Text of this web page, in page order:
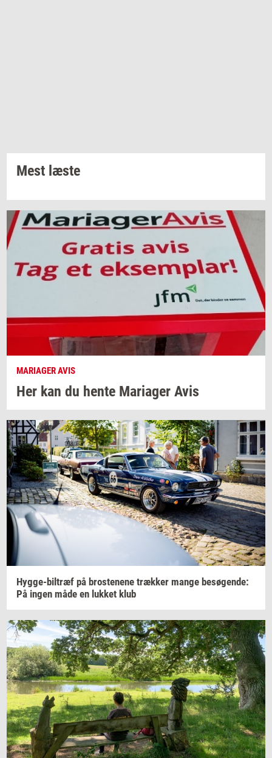
Mest læste
MARIAGER AVIS
Her kan du hente Ma­ri­a­ger Avis
Hygge-​biltræf på bro­ste­ne­ne træk­ker mange be­sø­gen­de:
På ingen måde en luk­ket klub